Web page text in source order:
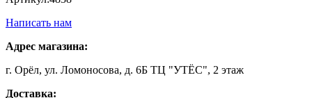
Написать нам
Адрес магазина:
г. Орёл, ул. Ломоносова, д. 6Б ТЦ "УТЁС", 2 этаж
Доставка: